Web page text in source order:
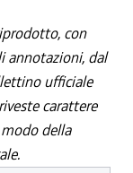
con
annotazioni, dal
ufficiale
carattere
della